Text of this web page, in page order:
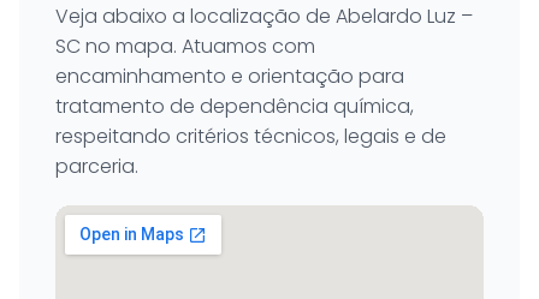
Veja abaixo a localização de Abelardo Luz –
SC no mapa. Atuamos com
encaminhamento e orientação para
tratamento de dependência química,
respeitando critérios técnicos, legais e de
parceria.